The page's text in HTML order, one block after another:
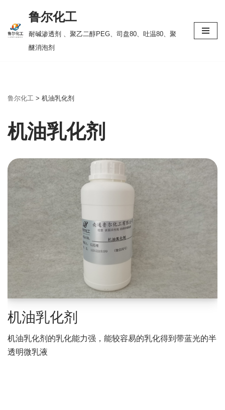
跳
鲁尔化工
耐碱渗透剂 、聚乙二醇PEG、司盘80、吐温80、聚
醚消泡剂
鲁尔化工 > 机油乳化剂
机油乳化剂
机油乳化剂
机油乳化剂的乳化能力强，能较容易的乳化得到带蓝光的半
透明微乳液